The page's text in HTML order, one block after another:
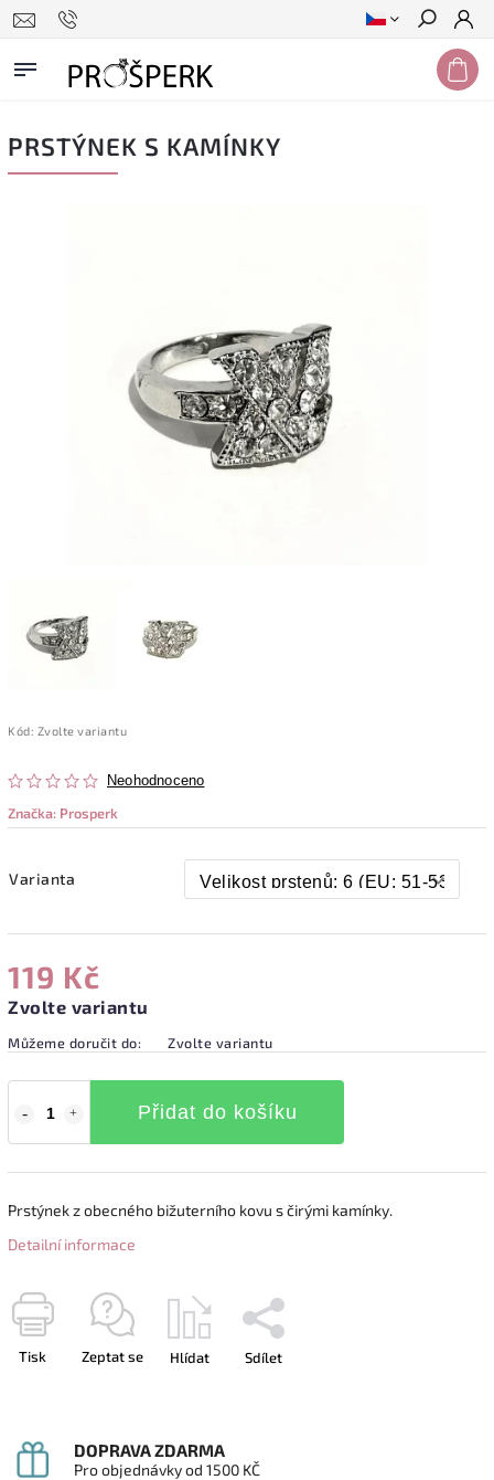
Hledat
PRSTÝNEK S KAMÍNKY
Kód: Zvolte variantu
Neohodnoceno
Značka: Prosperk
Varianta
119 Kč
Zvolte variantu
Můžeme doručit do: Zvolte variantu
Přidat do košíku
Prstýnek z obecného bižuterního kovu s čirými kamínky.
Detailní informace
Tisk Zeptat se Hlídat Sdílet
DOPRAVA ZDARMA
Pro objednávky od 1500 KČ